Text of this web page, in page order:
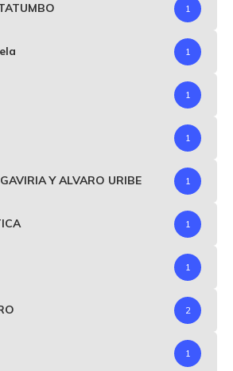
1
1
1
1
Y ALVARO URIBE 1
1
1
2
1